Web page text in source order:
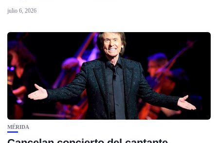
julio 6, 2026
MÉRIDA